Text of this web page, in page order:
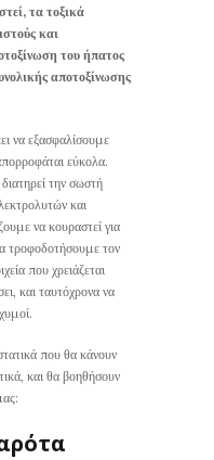
τα τοξικά
και
του ήπατος
αποτοξίνωσης
να εξασφαλίσουμε
εύκολα.
την σωστή
και
να κουραστεί για
τροφοδοτήσουμε τον
που χρειάζεται
και ταυτόχρονα να
που θα κάνουν
και θα βοηθήσουν